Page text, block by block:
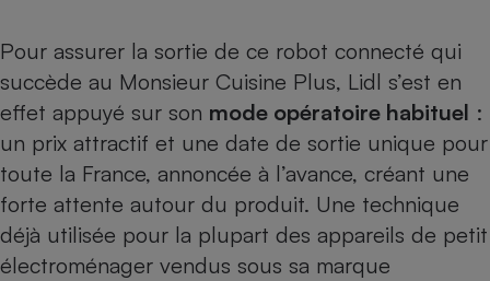
Pour assurer la sortie de ce robot connecté qui
succède au Monsieur Cuisine Plus, Lidl s’est en
effet appuyé sur son mode opératoire habituel :
un prix attractif et une date de sortie unique pour
toute la France, annoncée à l’avance, créant une
forte attente autour du produit. Une technique
déjà utilisée pour la plupart des appareils de petit
électroménager vendus sous sa marque
Climatiseur -
Ventilateur
Antivirus
Climatiseur -
Ventilateur